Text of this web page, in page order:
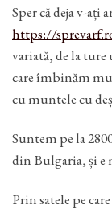
Sper că deja v-
https://
variată, de la ture
care îmbinăm
cu muntele cu
Suntem pe la
din Bulgaria, și
Prin satele pe